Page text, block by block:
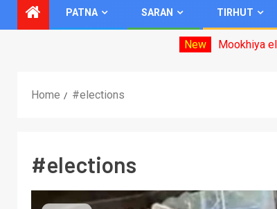
PATNA SARAN TIRHUT
Mookhiya election date
Home #elections
#elections